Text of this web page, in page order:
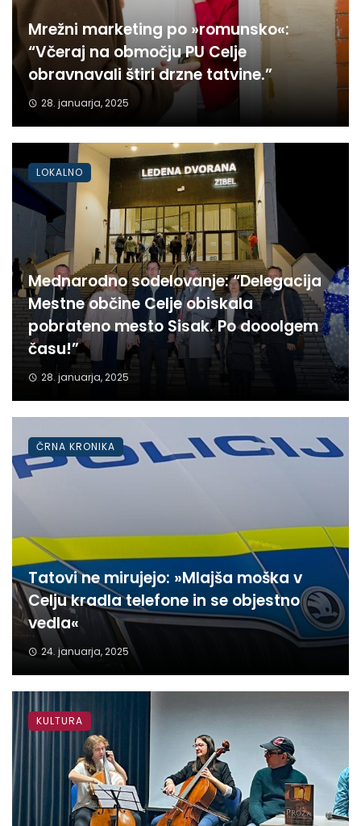
Mrežni marketing po »romunsko«:
“Včeraj na območju PU Celje
obravnavali štiri drzne tatvine.”
28. januarja, 2025
Mednarodno sodelovanje: “Delegacija
Mestne občine Celje obiskala
pobrateno mesto Sisak. Po dooolgem
času!”
28. januarja, 2025
LOKALNO
Tatovi ne mirujejo: »Mlajša moška v
Celju kradla telefone in se objestno
vedla«
24. januarja, 2025
ČRNA KRONIKA
KULTURA